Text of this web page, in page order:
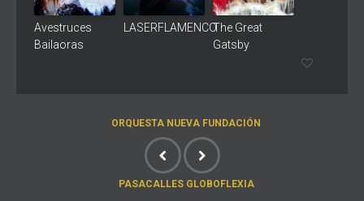
Avestruces
Bailaoras
LASERFLAMENCOThe Great
Gatsby
ORQUESTA NUEVA FUNDACIÓN
PASACALLES GLOBOFLEXIA